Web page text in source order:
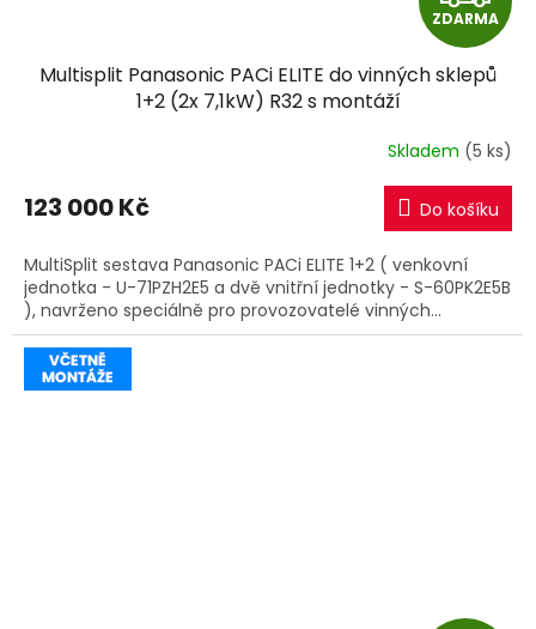
D
A
R
M
A
ZDARMA
Multisplit Panasonic PACi ELITE do vinných sklepů
1+2 (2x 7,1kW) R32 s montáží
Skladem (5 ks)
123 000 Kč Do košíku
MultiSplit sestava Panasonic PACi ELITE 1+2 ( venkovní
jednotka - U-71PZH2E5 a dvě vnitřní jednotky - S-60PK2E5B
), navrženo speciálně pro provozovatelé vinných...